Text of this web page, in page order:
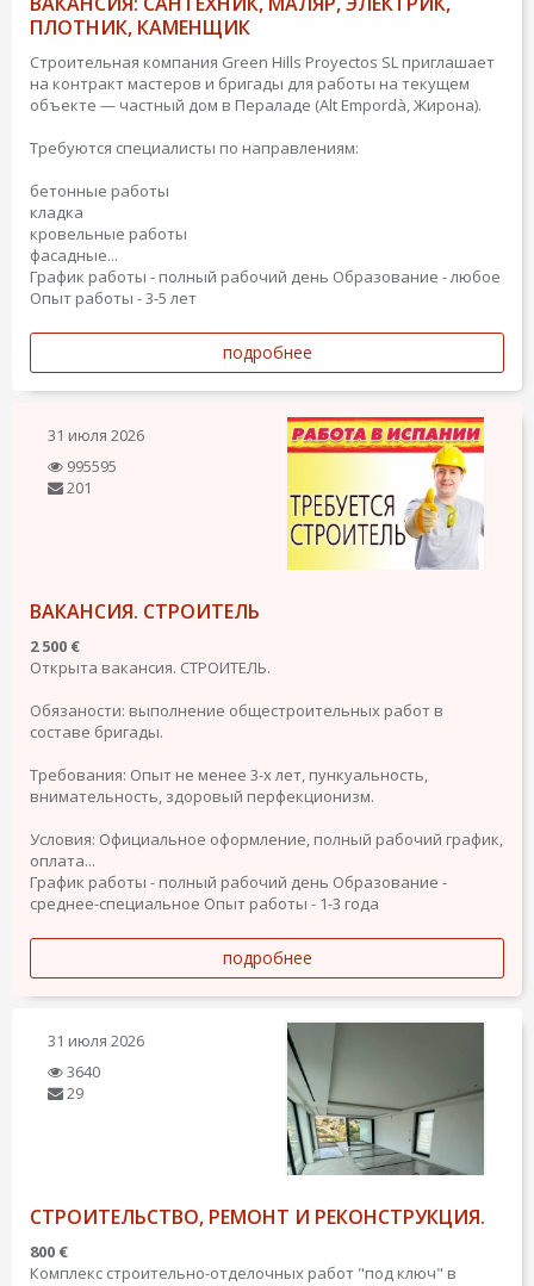
ПЛОТНИК, КАМЕНЩИК
Строительная компания Green Hills Proyectos SL приглашает
на контракт мастеров и бригады для работы на текущем
объекте — частный дом в Пераладе (Alt Empordà, Жирона).
Требуются специалисты по направлениям:
бетонные работы
кладка
кровельные работы
фасадные...
График работы - полный рабочий день Образование - любое
Опыт работы - 3-5 лет
подробнее
31 июля 2026
995595
201
ВАКАНСИЯ. СТРОИТЕЛЬ
2 500 €
Открыта вакансия. СТРОИТЕЛЬ.
Обязаности: выполнение общестроительных работ в
составе бригады.
Требования: Опыт не менее 3-х лет, пункуальность,
внимательность, здоровый перфекционизм.
Условия: Официальное оформление, полный рабочий график,
оплата...
График работы - полный рабочий день Образование -
среднее-специальное Опыт работы - 1-3 года
подробнее
31 июля 2026
3640
29
СТРОИТЕЛЬСТВО, РЕМОНТ И РЕКОНСТРУКЦИЯ.
800 €
Комплекс строительно-отделочных работ "под ключ" в